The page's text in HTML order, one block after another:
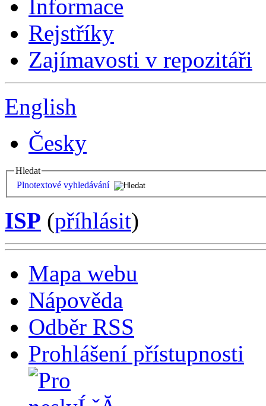
Informace
Rejstříky
Zajímavosti v repozitáři
English
Česky
Hledat
Plnotextové vyhledávání
ISP (příhlásit)
Mapa webu
Nápověda
Odběr RSS
Prohlášení přístupnosti